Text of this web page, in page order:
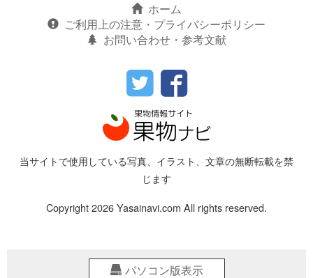
ホーム
ご利用上の注意・プライバシーポリシー
お問い合わせ・参考文献
当サイトで使用している写真、イラスト、文章の無断転載を禁
じます
Copyright 2026 Yasainavi.com All rights reserved.
パソコン版表示